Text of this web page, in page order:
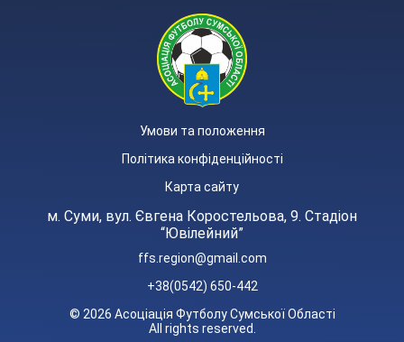
Умови та положення
Політика конфіденційності
Карта сайту
м. Суми, вул. Євгена Коростельова, 9. Стадіон
“Ювілейний”
ffs.region@gmail.com
+38(0542) 650-442
© 2026 Асоціація Футболу Сумської Області
All rights reserved.